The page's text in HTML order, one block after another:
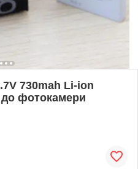
730mah Li-ion
фотокамери